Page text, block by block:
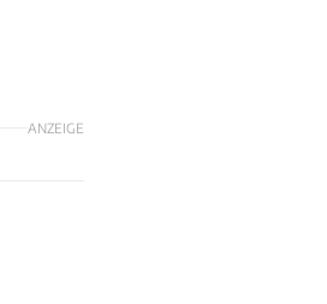
ANZEIGE